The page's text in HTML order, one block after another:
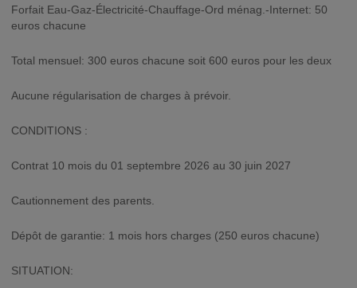
Forfait Eau-Gaz-Électricité-Chauffage-Ord ménag.-Internet: 50
euros chacune
Total mensuel: 300 euros chacune soit 600 euros pour les deux
Aucune régularisation de charges à prévoir.
CONDITIONS :
Contrat 10 mois du 01 septembre 2026 au 30 juin 2027
Cautionnement des parents.
Dépôt de garantie: 1 mois hors charges (250 euros chacune)
SITUATION: